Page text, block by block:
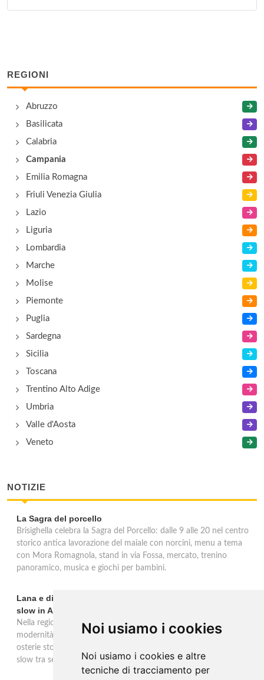
Noi usiamo i cookies
Noi usiamo i cookies e altre
tecniche di tracciamento per
REGIONI
Abruzzo
Basilicata
Calabria
Campania
Emilia Romagna
Friuli Venezia Giulia
Lazio
Liguria
Lombardia
Marche
Molise
Piemonte
Puglia
Sardegna
Sicilia
Toscana
Trentino Alto Adige
Umbria
Valle d'Aosta
Veneto
NOTIZIE
La Sagra del porcello
Brisighella celebra la Sagra del Porcello: dalle 9 alle 20 nel centro
storico antica lavorazione del maiale con norcini, menu a tema
con Mora Romagnola, stand in via Fossa, mercato, trenino
panoramico, musica e giochi per bambini.
Lana e dintorni: Törggelen, vini d'eccellenza e vacanze
slow in Alto Adige
Nella regione di Lana in Alto Adige tradizione contadina e
modernità si fondono in un'esperienza autentica. Törggelen nelle
osterie storiche, vini da antiche tradizioni vitivinicole e vacanze
slow tra sentieri delle rogge e produttori locali.